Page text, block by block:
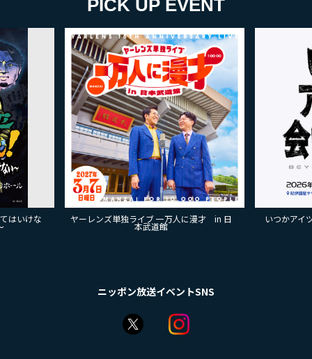
PICK UP EVENT
はいけな ヤーレンズ単独ライブ 一万人に漫才 in 日
本武道館
いつかアイ
ニッポン放送イベントSNS